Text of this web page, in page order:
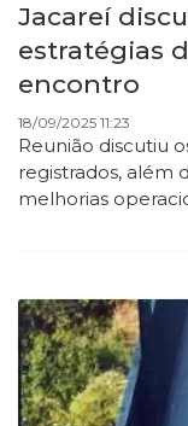
Jacareí
estratégias
encontro
18/09/2025 11:23
Reunião discutiu
registrados, além
melhorias